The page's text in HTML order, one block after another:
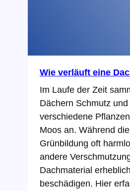
Wie verläuft eine
Im Laufe der Zeit
Dächern Schmutz und
verschiedene
Moos an. Während
Grünbildung oft
andere
Dachmaterial erheblich
beschädigen. Hier